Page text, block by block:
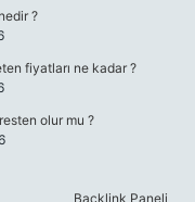
?
fiyatları ne kadar ?
olur mu ?